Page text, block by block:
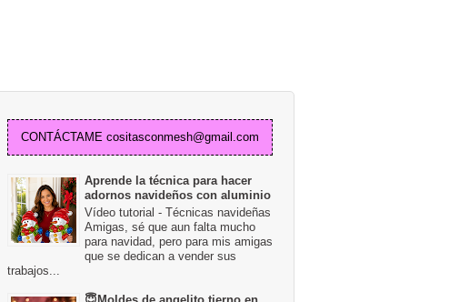
CONTÁCTAME cositasconmesh@gmail.com
Aprende la técnica para hacer
adornos navideños con aluminio
Vídeo tutorial - Técnicas navideñas
Amigas, sé que aun falta mucho
para navidad, pero para mis amigas
que se dedican a vender sus
trabajos...